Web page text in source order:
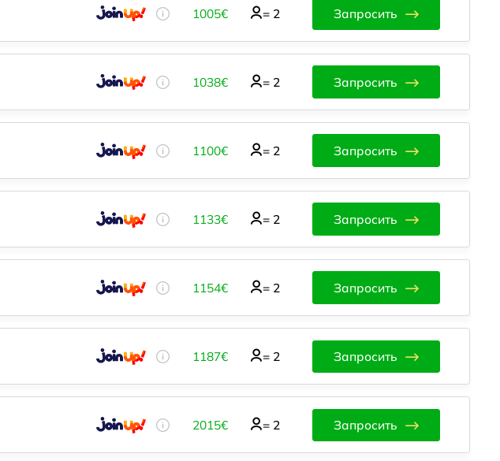
1005€ = 2 Запросить
1038€ = 2 Запросить
1100€ = 2 Запросить
1133€ = 2 Запросить
1154€ = 2 Запросить
1187€ = 2 Запросить
2015€ = 2 Запросить